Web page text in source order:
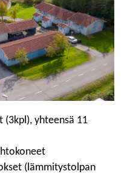
(3kpl), yhteensä 11
(lämmitystolpan